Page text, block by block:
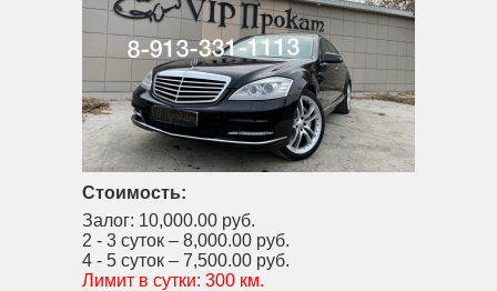
Стоимость:
Залог: 10,000.00 руб.
2 - 3 суток – 8,000.00 руб.
4 - 5 суток – 7,500.00 руб.
Лимит в сутки: 300 км.